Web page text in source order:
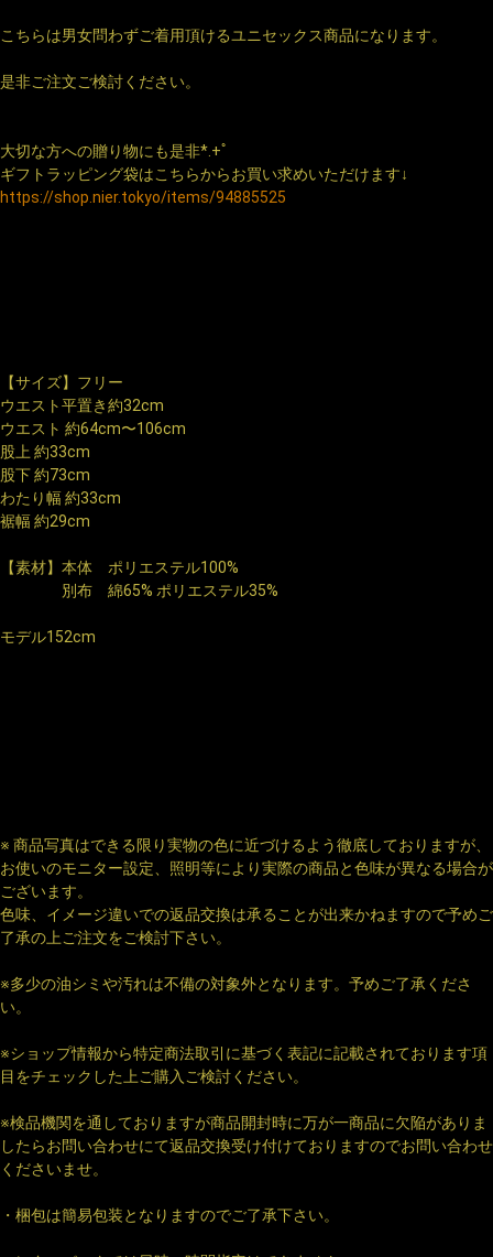
こちらは男女問わずご着用頂けるユニセックス商品になります。
是非ご注文ご検討ください。
大切な方への贈り物にも是非*.+ﾟ
ギフトラッピング袋はこちらからお買い求めいただけます↓
https://shop.nier.tokyo/items/94885525
【サイズ】フリー
ウエスト平置き約32cm
ウエスト 約64cm〜106cm
股上 約33cm
股下 約73cm
わたり幅 約33cm
裾幅 約29cm
【素材】本体 ポリエステル100%
別布 綿65% ポリエステル35%
モデル152cm
※ 商品写真はできる限り実物の色に近づけるよう徹底しておりますが、
お使いのモニター設定、照明等により実際の商品と色味が異なる場合が
ございます。
色味、イメージ違いでの返品交換は承ることが出来かねますので予めご
了承の上ご注文をご検討下さい。
※多少の油シミや汚れは不備の対象外となります。予めご了承くださ
い。
※ショップ情報から特定商法取引に基づく表記に記載されております項
目をチェックした上ご購入ご検討ください。
※検品機関を通しておりますが商品開封時に万が一商品に欠陥がありま
したらお問い合わせにて返品交換受け付けておりますのでお問い合わせ
くださいませ。
・梱包は簡易包装となりますのでご了承下さい。